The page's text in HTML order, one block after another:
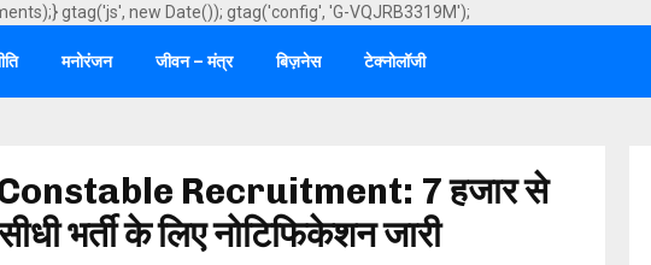
gtag('js', new Date()); gtag('config', 'G-VQJRB3319M');
मनोरंजन जीवन – मंत्र बिज़नेस टेक्नोलॉजी
Recruitment: 7 हजार से
भर्ती के लिए नोटिफिकेशन जारी